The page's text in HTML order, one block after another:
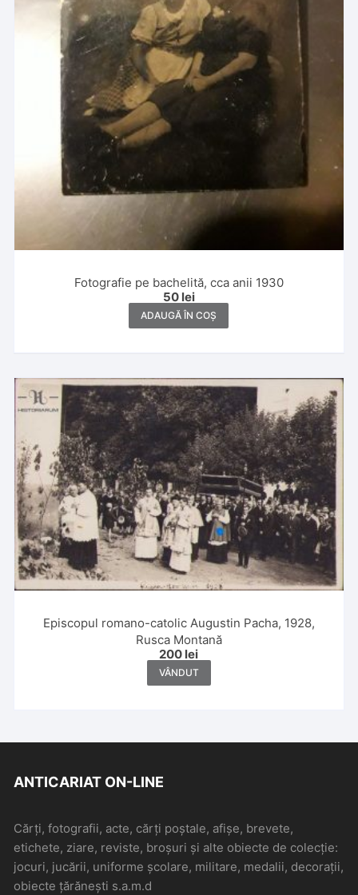
Fotografie pe bachelită, cca anii 1930
50 lei
ADAUGĂ ÎN COȘ
Episcopul romano-catolic Augustin Pacha, 1928,
Rusca Montană
200 lei
VÂNDUT
ANTICARIAT ON-LINE
Cărți, fotografii, acte, cărți poștale, afișe, brevete,
etichete, ziare, reviste, broșuri și alte obiecte de colecție:
jocuri, jucării, uniforme școlare, militare, medalii, decorații,
obiecte țărănești s.a.m.d